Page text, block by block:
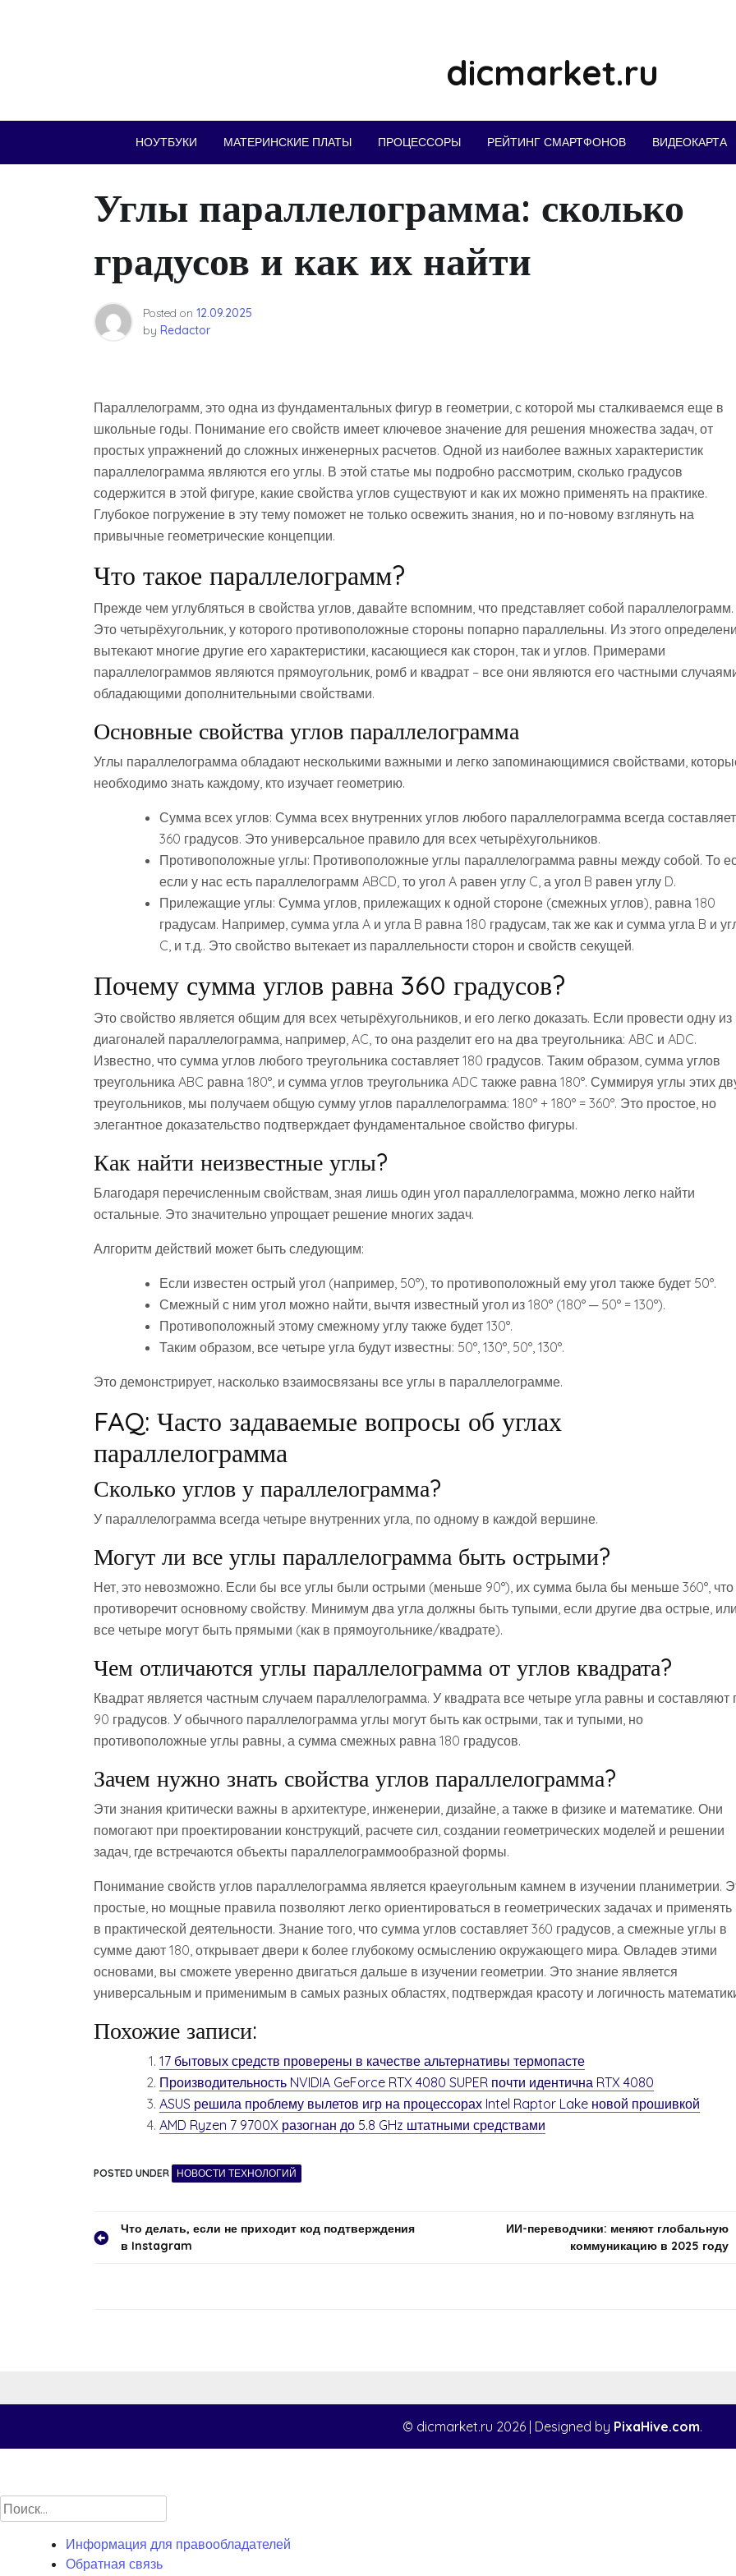
dicmarket.ru
НОУТБУКИ МАТЕРИНСКИЕ ПЛАТЫ ПРОЦЕССОРЫ РЕЙТИНГ СМАРТФОНОВ ВИДЕОКАРТА
Углы параллелограмма: сколько
градусов и как их найти
Posted on 12.09.2025
by Redactor
Параллелограмм, это одна из фундаментальных фигур в геометрии, с которой мы сталкиваемся еще в
школьные годы. Понимание его свойств имеет ключевое значение для решения множества задач, от
простых упражнений до сложных инженерных расчетов. Одной из наиболее важных характеристик
параллелограмма являются его углы. В этой статье мы подробно рассмотрим, сколько градусов
содержится в этой фигуре, какие свойства углов существуют и как их можно применять на практике.
Глубокое погружение в эту тему поможет не только освежить знания, но и по-новому взглянуть на
привычные геометрические концепции.
Что такое параллелограмм?
Прежде чем углубляться в свойства углов, давайте вспомним, что представляет собой параллелограмм.
Это четырёхугольник, у которого противоположные стороны попарно параллельны. Из этого
вытекают многие другие его характеристики, касающиеся как сторон, так и углов. Примерами
параллелограммов являются прямоугольник, ромб и квадрат – все они являются его частными
обладающими дополнительными свойствами.
Основные свойства углов параллелограмма
Углы параллелограмма обладают несколькими важными и легко запоминающимися свойствами,
необходимо знать каждому, кто изучает геометрию.
Сумма всех углов: Сумма всех внутренних углов любого параллелограмма всегда составляет
360 градусов. Это универсальное правило для всех четырёхугольников.
Противоположные углы: Противоположные углы параллелограмма равны между собой. То
если у нас есть параллелограмм ABCD, то угол A равен углу C, а угол B равен углу D.
Прилежащие углы: Сумма углов, прилежащих к одной стороне (смежных углов), равна 180
градусам. Например, сумма угла A и угла B равна 180 градусам, так же как и сумма угла B и
C, и т.д.. Это свойство вытекает из параллельности сторон и свойств секущей.
Почему сумма углов равна 360 градусов?
Это свойство является общим для всех четырёхугольников, и его легко доказать. Если провести одну из
диагоналей параллелограмма, например, AC, то она разделит его на два треугольника: ABC и ADC.
Известно, что сумма углов любого треугольника составляет 180 градусов. Таким образом, сумма углов
треугольника ABC равна 180°, и сумма углов треугольника ADC также равна 180°. Суммируя углы этих
треугольников, мы получаем общую сумму углов параллелограмма: 180° + 180° = 360°. Это простое, но
элегантное доказательство подтверждает фундаментальное свойство фигуры.
Как найти неизвестные углы?
Благодаря перечисленным свойствам, зная лишь один угол параллелограмма, можно легко найти
остальные. Это значительно упрощает решение многих задач.
Алгоритм действий может быть следующим:
Если известен острый угол (например, 50°), то противоположный ему угол также будет 50°.
Смежный с ним угол можно найти, вычтя известный угол из 180° (180° ─ 50° = 130°).
Противоположный этому смежному углу также будет 130°.
Таким образом, все четыре угла будут известны: 50°, 130°, 50°, 130°.
Это демонстрирует, насколько взаимосвязаны все углы в параллелограмме.
FAQ: Часто задаваемые вопросы об углах
параллелограмма
Сколько углов у параллелограмма?
У параллелограмма всегда четыре внутренних угла, по одному в каждой вершине.
Могут ли все углы параллелограмма быть острыми?
Нет, это невозможно. Если бы все углы были острыми (меньше 90°), их сумма была бы меньше 360°, что
противоречит основному свойству. Минимум два угла должны быть тупыми, если другие два острые,
все четыре могут быть прямыми (как в прямоугольнике/квадрате).
Чем отличаются углы параллелограмма от углов квадрата?
Квадрат является частным случаем параллелограмма. У квадрата все четыре угла равны и составляют
90 градусов. У обычного параллелограмма углы могут быть как острыми, так и тупыми, но
противоположные углы равны, а сумма смежных равна 180 градусов.
Зачем нужно знать свойства углов параллелограмма?
Эти знания критически важны в архитектуре, инженерии, дизайне, а также в физике и математике. Они
помогают при проектировании конструкций, расчете сил, создании геометрических моделей и решении
задач, где встречаются объекты параллелограммообразной формы.
Понимание свойств углов параллелограмма является краеугольным камнем в изучении планиметрии.
простые, но мощные правила позволяют легко ориентироваться в геометрических задачах и применять
в практической деятельности. Знание того, что сумма углов составляет 360 градусов, а смежные углы в
сумме дают 180, открывает двери к более глубокому осмыслению окружающего мира. Овладев этими
основами, вы сможете уверенно двигаться дальше в изучении геометрии. Это знание является
универсальным и применимым в самых разных областях, подтверждая красоту и логичность
Похожие записи:
17 бытовых средств проверены в качестве альтернативы термопасте
Производительность NVIDIA GeForce RTX 4080 SUPER почти идентична RTX 4080
ASUS решила проблему вылетов игр на процессорах Intel Raptor Lake новой прошивкой
AMD Ryzen 7 9700X разогнан до 5.8 GHz штатными средствами
POSTED UNDER НОВОСТИ ТЕХНОЛОГИЙ
Навигация
Что делать, если не приходит код подтверждения
в Instagram
ИИ-переводчики: меняют глобальную
коммуникацию в 2025 году
© dicmarket.ru 2026 Designed by PixaHive.com.
Найти:
Информация для правообладателей
Обратная связь